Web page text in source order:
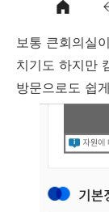
보통 큰회의실
치기도 하지만
방문으로도 쉽